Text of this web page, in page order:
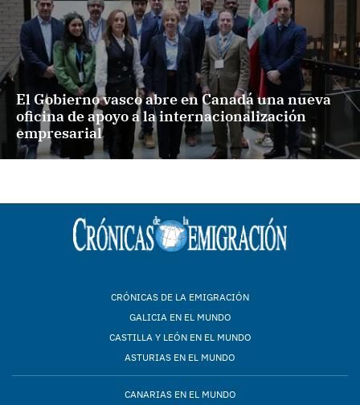
El Gobierno vasco abre en Canadá una nueva
oficina de apoyo a la internacionalización
empresarial
CRÓNICAS DE LA EMIGRACIÓN
GALICIA EN EL MUNDO
CASTILLA Y LEÓN EN EL MUNDO
ASTURIAS EN EL MUNDO
CANARIAS EN EL MUNDO